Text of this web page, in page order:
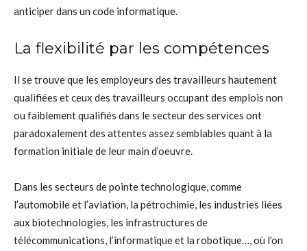
anticiper dans un code informatique.
La flexibilité par les compétences
Il se trouve que les employeurs des travailleurs hautement
qualifiées et ceux des travailleurs occupant des emplois non
ou faiblement qualifiés dans le secteur des services ont
paradoxalement des attentes assez semblables quant à la
formation initiale de leur main d’oeuvre.
Dans les secteurs de pointe technologique, comme
l’automobile et l’aviation, la pétrochimie, les industries liées
aux biotechnologies, les infrastructures de
télécommunications, l’informatique et la robotique…, où l’on